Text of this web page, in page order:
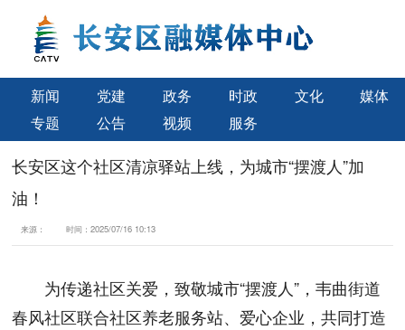
新闻 党建 政务 时政 文化
媒体
专题
公告 视频 服务
长安区这个社区清凉驿站上线，为城市“摆渡人”加
油！
来源： 时间：2025/07/16 10:13
为传递社区关爱，致敬城市“摆渡人”，韦曲街道
春风社区联合社区养老服务站、爱心企业，共同打造